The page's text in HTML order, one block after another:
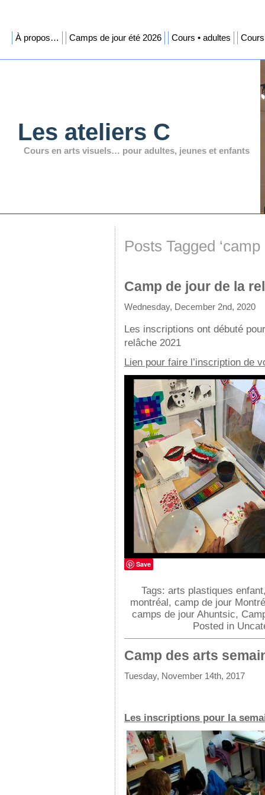
Les ateliers C
Cours en arts visuels… pour adultes, jeunes et enfants
Posts Tagged
Camp de jour de la
Wednesday, December 2nd, 2020
Les inscriptions ont débuté
relâche 2021
Lien pour faire l’inscription de
Save
Tags: arts plastiques enfant
montréal, camp de jour
camps de jour Ahuntsic,
Posted in
Camp des arts
Tuesday, November 14th, 2017
Les inscriptions pour la
À propos… Camps de jour été 2026 Cours • adultes